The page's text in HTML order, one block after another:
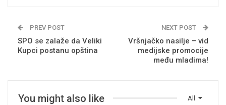
PREV POST
SPO se zalaže da Veliki
Kupci postanu opština
NEXT POST
Vršnjačko nasilje – vid
medijske promocije
među mladima!
All
You might also like